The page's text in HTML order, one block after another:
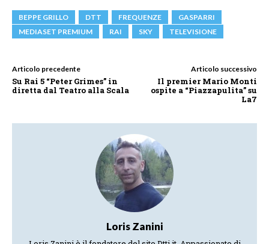
BEPPE GRILLO DTT FREQUENZE
GASPARRI
MEDIASET PREMIUM
RAI SKY TELEVISIONE
Articolo precedente
Su Rai 5 “Peter Grimes” in
diretta dal Teatro alla Scala
Articolo successivo
Il premier Mario Monti
ospite a “Piazzapulita” su
La7
Loris Zanini